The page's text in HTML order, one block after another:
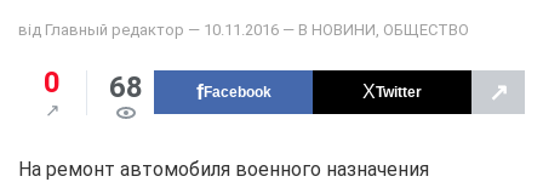
від Главный редактор — 10.11.2016 — В НОВИНИ ОБЩЕСТВО
0 68 Facebook Twitter ↗
На ремонт автомобиля военного назначения